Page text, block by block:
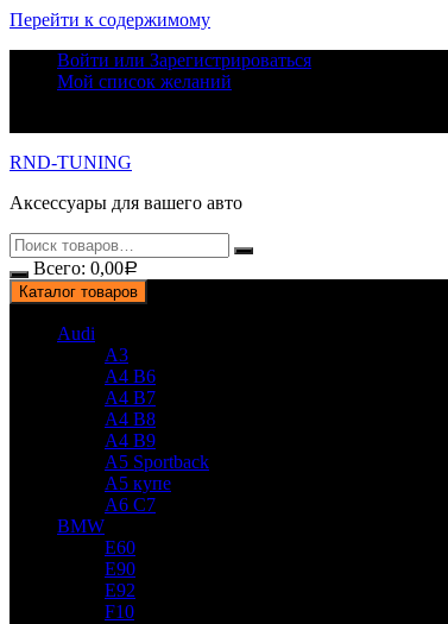
Перейти к содержимому
Войти или Зарегистрироваться
Мой список желаний
RND-TUNING
Аксессуары для вашего авто
Всего: 0,00Р
Каталог товаров
Audi
A3
A4 B6
A4 B7
A4 B8
A4 B9
A5 Sportback
A5 купе
A6 C7
BMW
E60
E90
E92
F10